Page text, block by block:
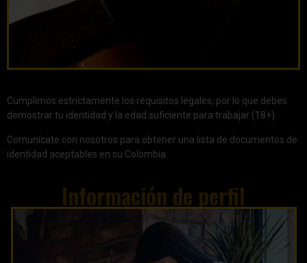
Cumplimos estrictamente los requisitos legales, por lo que debes
demostrar tu identidad y la edad suficiente para trabajar (18+).
Comunícate con nosotros para obtener una lista de documentos de
identidad aceptables en su Colombia.
Información de perfil